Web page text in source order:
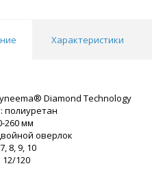
Характеристики
Diamond Technology
полиуретан
260 мм
оверлок
8, 9, 10
120